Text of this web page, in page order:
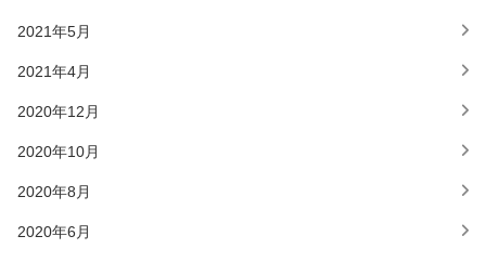
2021年5月
2021年4月
2020年12月
2020年10月
2020年8月
2020年6月